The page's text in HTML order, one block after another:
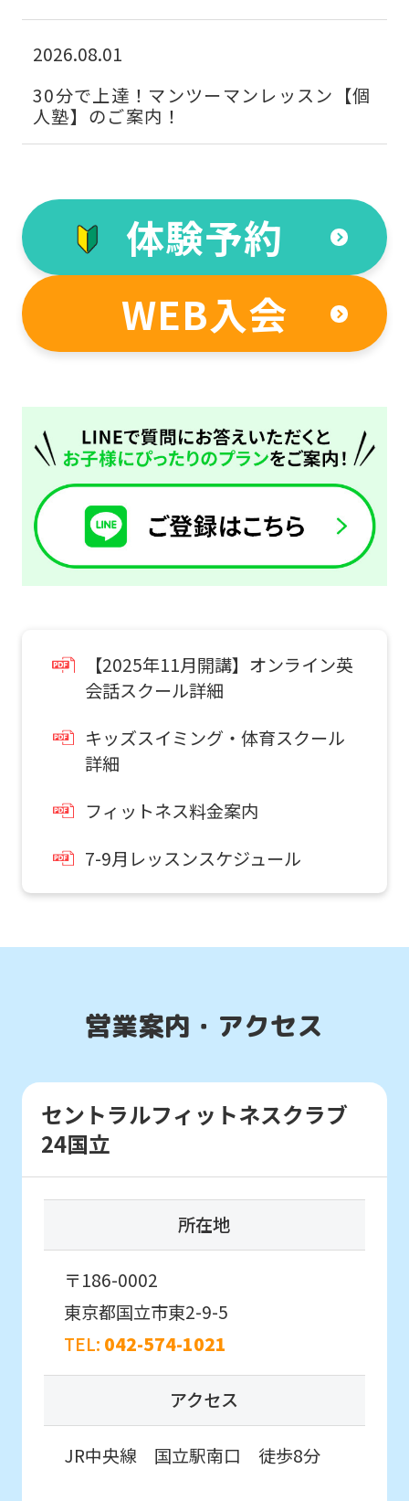
2026.08.01
30分で上達！マンツーマンレッスン【個
人塾】のご案内！
体験予約
WEB入会
【2025年11月開講】オンライン英
会話スクール詳細
キッズスイミング・体育スクール
詳細
フィットネス料金案内
7-9月レッスンスケジュール
営業案内・アクセス
セントラルフィットネスクラブ
24国立
所在地
〒186-0002
東京都国立市東2-9-5
TEL: 042-574-1021
アクセス
JR中央線 国立駅南口 徒歩8分
foreigners
Central
Sports
website
translated
into
English.
Click
link
(start
automatic
to
top
page.
you
use
an
translation
service,
the
Japanese
version
of
通常スクールを体験したい
スクール
体験申込
こんなお子さまにおすすめ
スクール入会を検討していて、
入会前に実際のクラスの雰囲気を
参加したいお子様はこちら